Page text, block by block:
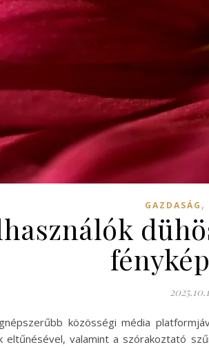
GAZDASÁG ,
közösségi média
eltűnésével, valamint a szórakoztató